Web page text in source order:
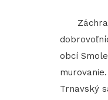
obcí
Trnavský